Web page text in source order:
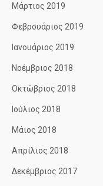
Μάρτιος 2019
Φεβρουάριος 2019
Ιανουάριος 2019
Νοέμβριος 2018
Οκτώβριος 2018
Ιούλιος 2018
Μάιος 2018
Απρίλιος 2018
Δεκέμβριος 2017